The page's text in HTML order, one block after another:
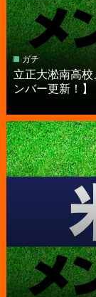
ガチ
立正大淞南高
ンバー更新！】